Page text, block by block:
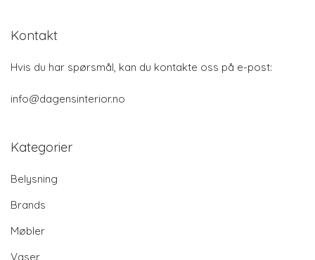
Kontakt
Hvis du har spørsmål, kan du kontakte oss på e-post:
info@dagensinterior.no
Kategorier
Belysning
Brands
Møbler
Vaser